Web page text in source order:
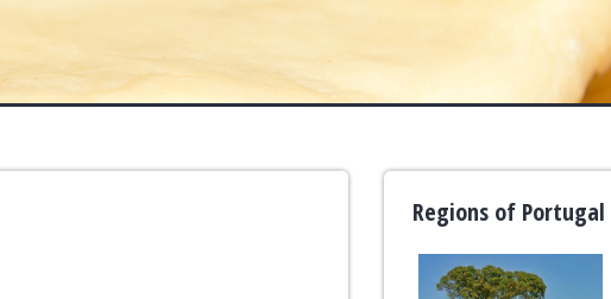
Regions of Portugal